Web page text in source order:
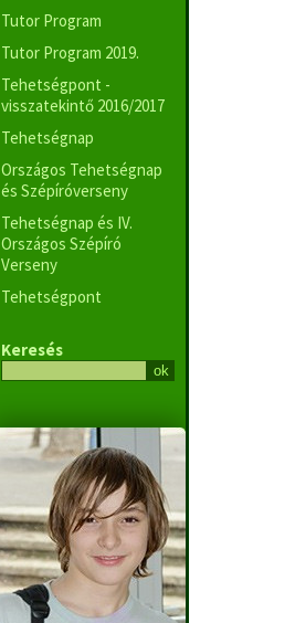
Tutor Program
Tutor Program 2019.
Tehetségpont -
visszatekintő 2016/2017
Tehetségnap
Országos Tehetségnap
és Szépíróverseny
Tehetségnap és IV.
Országos Szépíró
Verseny
Tehetségpont
Keresés